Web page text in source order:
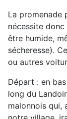
La promenade
nécessite
être humide,
sécheresse).
ou autres
Départ : en
long du
malonnois qui,